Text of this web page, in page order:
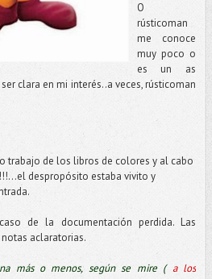
O
rústicoman
me conoce
muy poco o
es un as
clara en mi interés..a veces, rústicoman
trabajo de los libros de colores y al cabo
despropósito estaba vivito y
de la documentación perdida. Las
aclaratorias.
más o menos, según se mire ( a los